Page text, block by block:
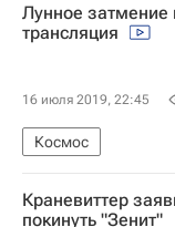
Лунное
трансляция
16 июля 2019, 22:45
Космос
Краневиттер
покинуть "Зенит"